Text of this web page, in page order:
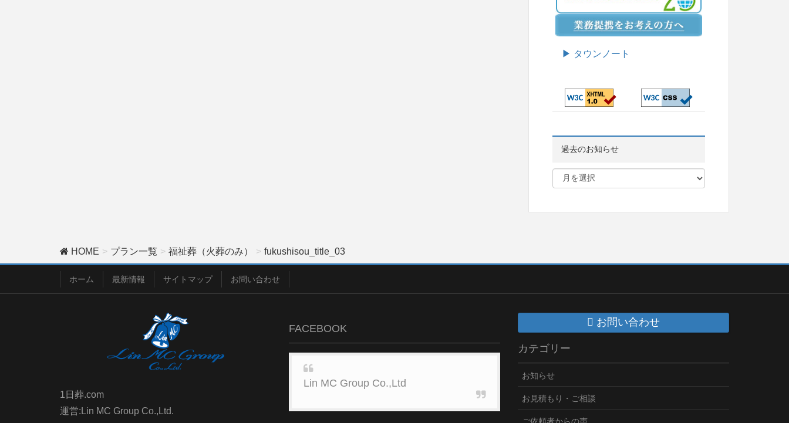
▶ タウンノート
過去のお知らせ
HOME プラン一覧 福祉葬（火葬のみ） fukushisou_title_03
ホーム 最新情報 サイトマップ お問い合わせ
1日葬.com
運営:Lin MC Group Co.,Ltd.
FACEBOOK
Lin MC Group Co.,Ltd
お問い合わせ
カテゴリー
お知らせ
お見積もり・ご相談